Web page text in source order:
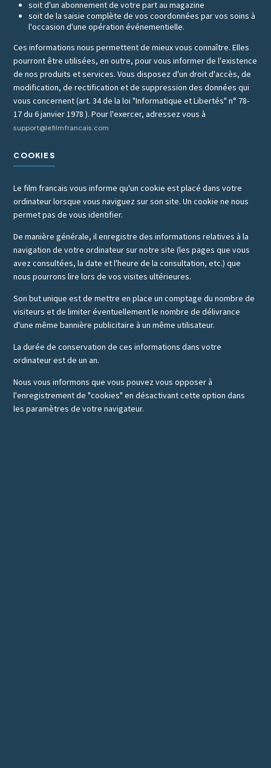
soit d'un abonnement de votre part au magazine
soit de la saisie complète de vos coordonnées par vos soins à
l'occasion d'une opération événementielle.
Ces informations nous permettent de mieux vous connaître. Elles
pourront être utilisées, en outre, pour vous informer de l'existence
de nos produits et services. Vous disposez d'un droit d'accès, de
modification, de rectification et de suppression des données qui
vous concernent (art. 34 de la loi "Informatique et Libertés" n° 78-
17 du 6 janvier 1978 ). Pour l'exercer, adressez vous à
support@lefilmfrancais.com
COOKIES
Le film francais vous informe qu'un cookie est placé dans votre
ordinateur lorsque vous naviguez sur son site. Un cookie ne nous
permet pas de vous identifier.
De manière générale, il enregistre des informations relatives à la
navigation de votre ordinateur sur notre site (les pages que vous
avez consultées, la date et l'heure de la consultation, etc.) que
nous pourrons lire lors de vos visites ultérieures.
Son but unique est de mettre en place un comptage du nombre de
visiteurs et de limiter éventuellement le nombre de délivrance
d'une même bannière publicitaire à un même utilisateur.
La durée de conservation de ces informations dans votre
ordinateur est de un an.
Nous vous informons que vous pouvez vous opposer à
l'enregistrement de "cookies" en désactivant cette option dans
les paramètres de votre navigateur.